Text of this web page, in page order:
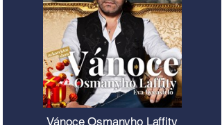
Vánoce Osmanyho Laffity